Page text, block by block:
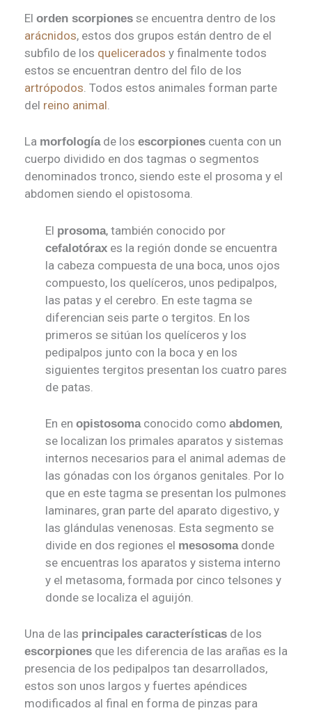
El orden scorpiones se encuentra dentro de los
arácnidos, estos dos grupos están dentro de el
subfilo de los quelicerados y finalmente todos
estos se encuentran dentro del filo de los
artrópodos. Todos estos animales forman parte
del reino animal.
La morfologíade los escorpiones cuenta con un
cuerpo dividido en dos tagmas o segmentos
denominados tronco, siendo este el prosoma y el
abdomen siendo el opistosoma.
El prosoma, también conocido por
cefalotórax es la región donde se encuentra
la cabeza compuesta de una boca, unos ojos
compuesto, los quelíceros, unos pedipalpos,
las patas y el cerebro. En este tagma se
diferencian seis parte o tergitos. En los
primeros se sitúan los quelíceros y los
pedipalpos junto con la boca y en los
siguientes tergitos presentan los cuatro pares
de patas.
En en opistosomaconocido como abdomen,
se localizan los primales aparatos y sistemas
internos necesarios para el animal ademas de
las gónadas con los órganos genitales. Por lo
que en este tagma se presentan los pulmones
laminares, gran parte del aparato digestivo, y
las glándulas venenosas. Esta segmento se
divide en dos regiones el mesosomadonde
se encuentras los aparatos y sistema interno
y el metasoma, formada por cinco telsones y
donde se localiza el aguijón.
Una de las principales características de los
escorpiones que les diferencia de las arañas es la
presencia de los pedipalpos tan desarrollados,
estos son unos largos y fuertes apéndices
modificados al final en forma de pinzas para